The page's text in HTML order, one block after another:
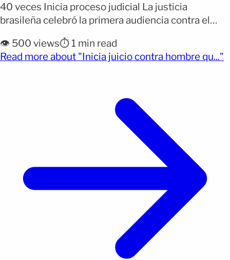
40 veces Inicia proceso judicial La justicia
brasileña celebró la primera audiencia contra el
Anisio Rosa, de 20 años, en un caso ocurrido en São
Gonçalo, en la región metropolitana de Río de
👁️ 500 views⏱️ 1 min read
Read more about "Inicia juicio contra hombre qu..."